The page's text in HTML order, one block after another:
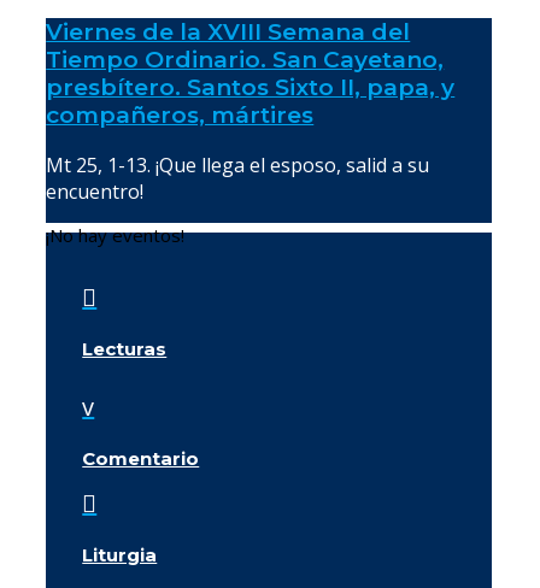
Viernes de la XVIII Semana del
Tiempo Ordinario. San Cayetano,
presbítero. Santos Sixto II, papa, y
compañeros, mártires
Mt 25, 1-13. ¡Que llega el esposo, salid a su
encuentro!
¡No hay eventos!

Lecturas
v
Comentario

Liturgia